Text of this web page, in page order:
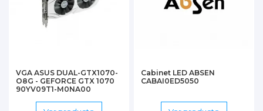
VGA ASUS DUAL-GTX1070-
O8G - GEFORCE GTX 1070
90YV09T1-M0NA00
Cabinet LED ABSEN
CABAI0ED5050